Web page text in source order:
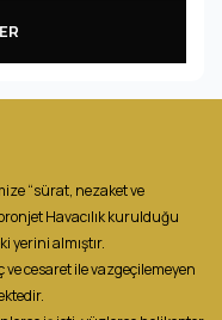
“sürat, nezaket ve
Havacılık kurulduğu
yerini almıştır.
ve cesaret ile vazgeçilemeyen